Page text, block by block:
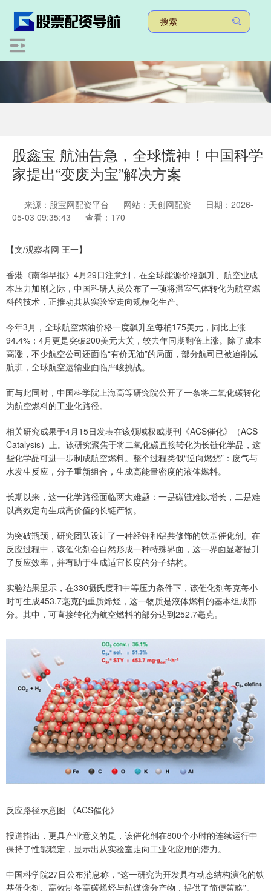
股鑫宝 航油告急，全球慌神！中国科学
家提出“变废为宝”解决方案
来源：股宝网配资平台 网站：天创网配资
日期：2026-
05-03 09:35:43
查看：170
【文/观察者网 王一】
香港《南华早报》4月29日注意到，在全球能源价格飙升、航空业成
本压力加剧之际，中国科研人员公布了一项将温室气体转化为航空燃
料的技术，正推动其从实验室走向规模化生产。
今年3月，全球航空燃油价格一度飙升至每桶175美元，同比上涨
94.4%；4月更是突破200美元大关，较去年同期翻倍上涨。除了成本
高涨，不少航空公司还面临“有价无油”的局面，部分航司已被迫削减
航班，全球航空运输业面临严峻挑战。
而与此同时，中国科学院上海高等研究院公开了一条将二氧化碳转化
为航空燃料的工业化路径。
相关研究成果于4月15日发表在该领域权威期刊《ACS催化》（ACS
Catalysis）上。该研究聚焦于将二氧化碳直接转化为长链化学品，这
些化学品可进一步制成航空燃料。整个过程类似“逆向燃烧”：废气与
水发生反应，分子重新组合，生成高能量密度的液体燃料。
长期以来，这一化学路径面临两大难题：一是碳链难以增长，二是难
以高效定向生成高价值的长链产物。
为突破瓶颈，研究团队设计了一种经钾和铝共修饰的铁基催化剂。在
反应过程中，该催化剂会自然形成一种特殊界面，这一界面显著提升
了反应效率，并有助于生成适宜长度的分子结构。
实验结果显示，在330摄氏度和中等压力条件下，该催化剂每克每小
时可生成453.7毫克的重质烯烃，这一物质是液体燃料的基本组成部
分。其中，可直接转化为航空燃料的部分达到252.7毫克。
反应路径示意图 《ACS催化》
报道指出，更具产业意义的是，该催化剂在800个小时的连续运行中
保持了性能稳定，显示出从实验室走向工业化应用的潜力。
中国科学院27日公布消息称，“这一研究为开发具有动态结构演化的铁
基催化剂、高效制备高碳烯烃与航煤馏分产物，提供了简便策略”。